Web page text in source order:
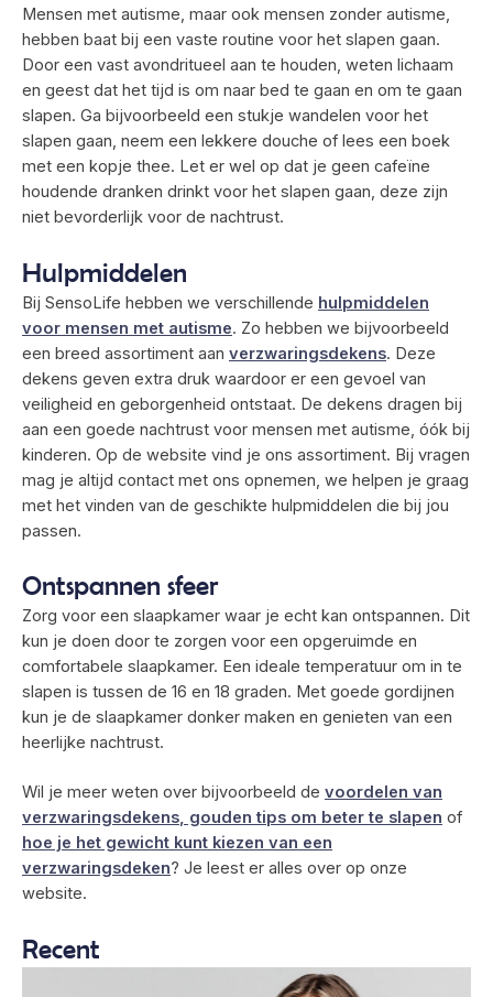
Mensen met autisme, maar ook mensen zonder autisme,
hebben baat bij een vaste routine voor het slapen gaan.
Door een vast avondritueel aan te houden, weten lichaam
en geest dat het tijd is om naar bed te gaan en om te gaan
slapen. Ga bijvoorbeeld een stukje wandelen voor het
slapen gaan, neem een lekkere douche of lees een boek
met een kopje thee. Let er wel op dat je geen cafeïne
houdende dranken drinkt voor het slapen gaan, deze zijn
niet bevorderlijk voor de nachtrust.
Hulpmiddelen
Bij SensoLife hebben we verschillende hulpmiddelen
voor mensen met autisme. Zo hebben we bijvoorbeeld
een breed assortiment aan verzwaringsdekens. Deze
dekens geven extra druk waardoor er een gevoel van
veiligheid en geborgenheid ontstaat. De dekens dragen bij
aan een goede nachtrust voor mensen met autisme, óók bij
kinderen. Op de website vind je ons assortiment. Bij vragen
mag je altijd contact met ons opnemen, we helpen je graag
met het vinden van de geschikte hulpmiddelen die bij jou
passen.
Ontspannen sfeer
Zorg voor een slaapkamer waar je echt kan ontspannen. Dit
kun je doen door te zorgen voor een opgeruimde en
comfortabele slaapkamer. Een ideale temperatuur om in te
slapen is tussen de 16 en 18 graden. Met goede gordijnen
kun je de slaapkamer donker maken en genieten van een
heerlijke nachtrust.
Wil je meer weten over bijvoorbeeld de voordelen van
verzwaringsdekens, gouden tips om beter te slapen of
hoe je het gewicht kunt kiezen van een
verzwaringsdeken? Je leest er alles over op onze
website.
Recent